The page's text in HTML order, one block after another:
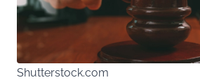
Shutterstock.com